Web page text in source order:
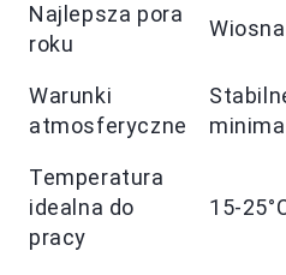
Najlepsza pora
roku
Wiosna
Warunki
atmosferyczne
Temperatura
idealna do
pracy
15-